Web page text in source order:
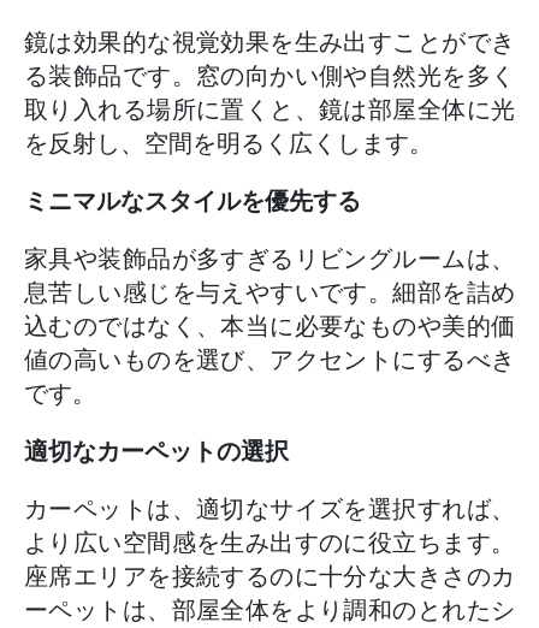
鏡は効果的な視覚効果を生み出すことができ
る装飾品です。窓の向かい側や自然光を多く
取り入れる場所に置くと、鏡は部屋全体に光
を反射し、空間を明るく広くします。
ミニマルなスタイルを優先する
家具や装飾品が多すぎるリビングルームは、
息苦しい感じを与えやすいです。細部を詰め
込むのではなく、本当に必要なものや美的価
値の高いものを選び、アクセントにするべき
です。
適切なカーペットの選択
カーペットは、適切なサイズを選択すれば、
より広い空間感を生み出すのに役立ちます。
座席エリアを接続するのに十分な大きさのカ
ーペットは、部屋全体をより調和のとれたシ